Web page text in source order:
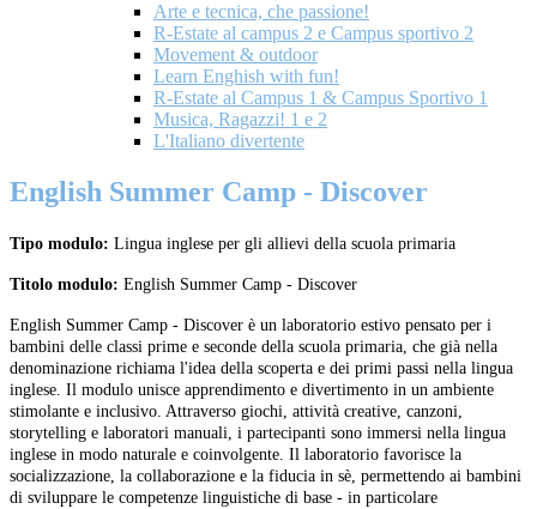
Arte e tecnica, che passione!
R-Estate al campus 2 e Campus sportivo 2
Movement & outdoor
Learn Enghish with fun!
R-Estate al Campus 1 & Campus Sportivo 1
Musica, Ragazzi! 1 e 2
L'Italiano divertente
English Summer Camp - Discover
Tipo modulo: Lingua inglese per gli allievi della scuola primaria
Titolo modulo: English Summer Camp - Discover
English Summer Camp - Discover è un laboratorio estivo pensato per i
bambini delle classi prime e seconde della scuola primaria, che già nella
denominazione richiama l'idea della scoperta e dei primi passi nella lingua
inglese. Il modulo unisce apprendimento e divertimento in un ambiente
stimolante e inclusivo. Attraverso giochi, attività creative, canzoni,
storytelling e laboratori manuali, i partecipanti sono immersi nella lingua
inglese in modo naturale e coinvolgente. Il laboratorio favorisce la
socializzazione, la collaborazione e la fiducia in sè, permettendo ai bambini
di sviluppare le competenze linguistiche di base - in particolare